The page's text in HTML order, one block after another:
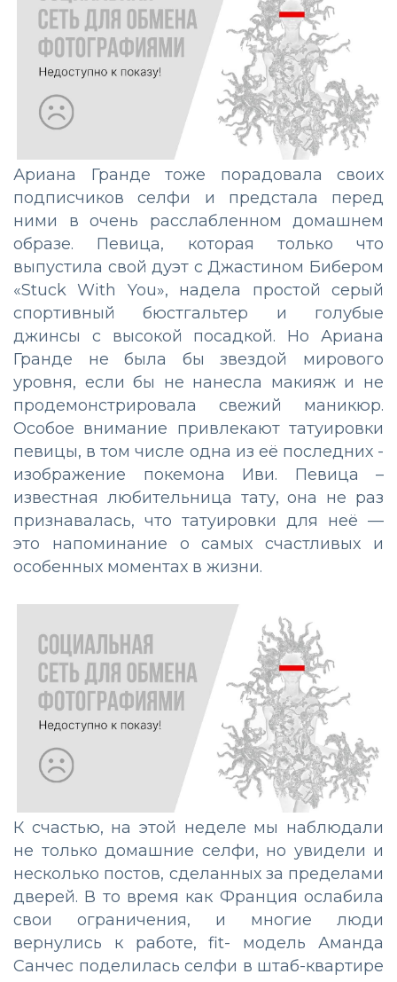
Ариана Гранде тоже порадовала своих
подписчиков селфи и предстала перед
ними в очень расслабленном домашнем
образе. Певица, которая только что
выпустила свой дуэт с Джастином Бибером
«Stuck With You», надела простой серый
спортивный бюстгальтер и голубые
джинсы с высокой посадкой. Но Ариана
Гранде не была бы звездой мирового
уровня, если бы не нанесла макияж и не
продемонстрировала свежий маникюр.
Особое внимание привлекают татуировки
певицы, в том числе одна из её последних -
изображение покемона Иви. Певица –
известная любительница тату, она не раз
признавалась, что татуировки для неё —
это напоминание о самых счастливых и
особенных моментах в жизни.
К счастью, на этой неделе мы наблюдали
не только домашние селфи, но увидели и
несколько постов, сделанных за пределами
дверей. В то время как Франция ослабила
свои ограничения, и многие люди
вернулись к работе, fit- модель Аманда
Санчес поделилась селфи в штаб-квартире